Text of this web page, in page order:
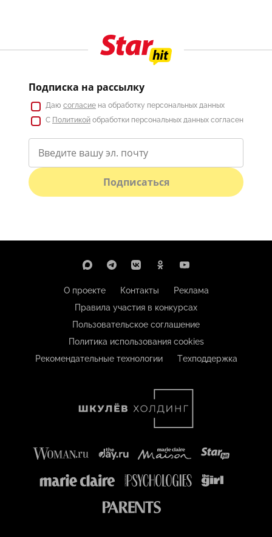
Подписка на рассылку
Даю согласие на обработку персональных данных
С Политикой обработки персональных данных согласен
Подписаться
О проекте Контакты
Реклама
Правила участия в конкурсах
Пользовательское соглашение
Политика использования cookies
Рекомендательные технологии
Техподдержка